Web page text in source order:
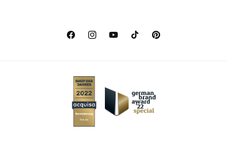
FacebookInstagramYouTubeTikTok Pinterest